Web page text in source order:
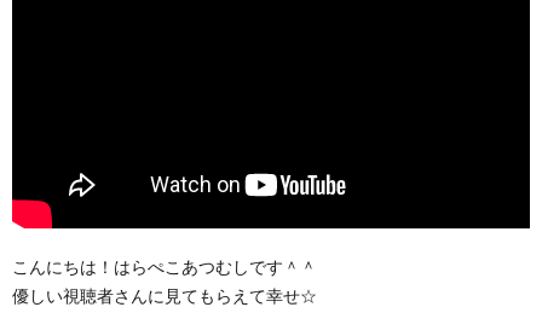
こんにちは！はらぺこあつむしです＾＾
優しい視聴者さんに見てもらえて幸せ☆